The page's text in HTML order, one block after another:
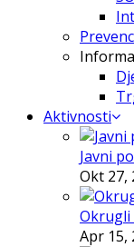
Aktivnosti
Javni
Okt 27,
Okrugli
Apr 15,